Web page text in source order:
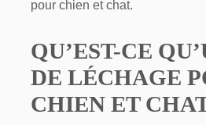
pour chien et chat.
QU’EST-CE
DE LÉCHAGE
CHIEN ET